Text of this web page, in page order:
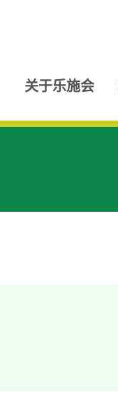
关于乐施会